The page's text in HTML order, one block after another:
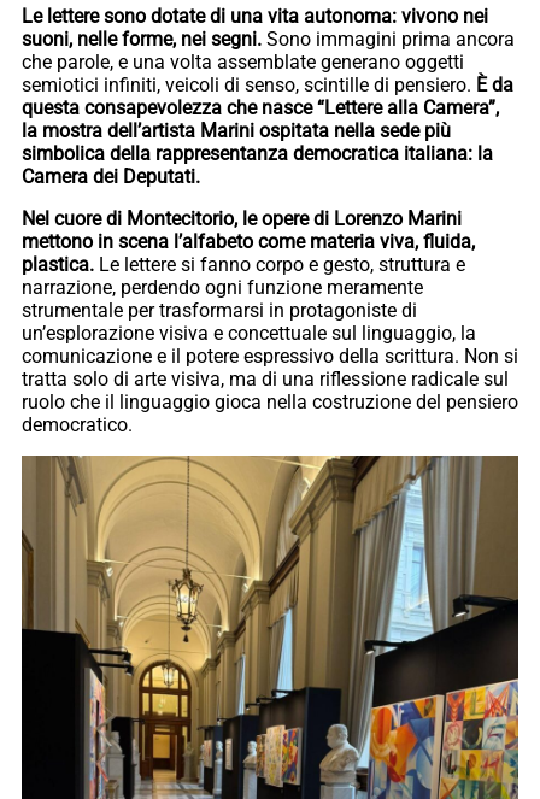
Le lettere sono dotate di una vita autonoma: vivono nei
suoni, nelle forme, nei segni. Sono immagini prima ancora
che parole, e una volta assemblate generano oggetti
semiotici infiniti, veicoli di senso, scintille di pensiero. È da
questa consapevolezza che nasce “Lettere alla Camera”,
la mostra dell’artista Marini ospitata nella sede più
simbolica della rappresentanza democratica italiana: la
Camera dei Deputati.
Nel cuore di Montecitorio, le opere di Lorenzo Marini
mettono in scena l’alfabeto come materia viva, fluida,
plastica. Le lettere si fanno corpo e gesto, struttura e
narrazione, perdendo ogni funzione meramente
strumentale per trasformarsi in protagoniste di
un’esplorazione visiva e concettuale sul linguaggio, la
comunicazione e il potere espressivo della scrittura. Non si
tratta solo di arte visiva, ma di una riflessione radicale sul
ruolo che il linguaggio gioca nella costruzione del pensiero
democratico.